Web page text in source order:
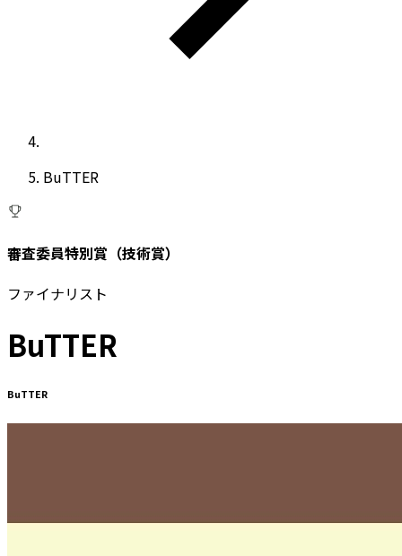
BuTTER
審査委員特別賞（技術賞）
ファイナリスト
BuTTER
BuTTER